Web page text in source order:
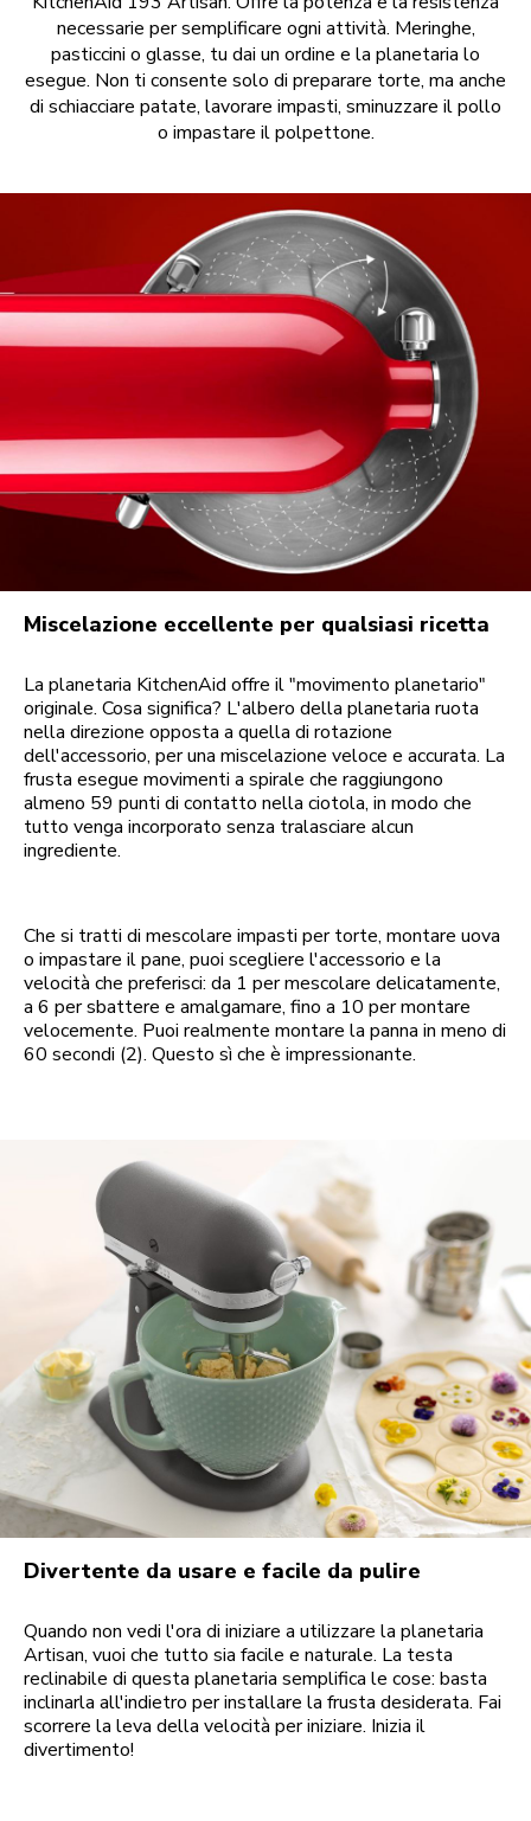
necessarie per semplificare ogni attività. Meringhe,
pasticcini o glasse, tu dai un ordine e la planetaria lo
esegue. Non ti consente solo di preparare torte, ma anche
di schiacciare patate, lavorare impasti, sminuzzare il pollo
o impastare il polpettone.
Miscelazione eccellente per qualsiasi ricetta
La planetaria KitchenAid offre il "movimento planetario"
originale. Cosa significa? L'albero della planetaria ruota
nella direzione opposta a quella di rotazione
dell'accessorio, per una miscelazione veloce e accurata. La
frusta esegue movimenti a spirale che raggiungono
almeno 59 punti di contatto nella ciotola, in modo che
tutto venga incorporato senza tralasciare alcun
ingrediente.
Che si tratti di mescolare impasti per torte, montare uova
o impastare il pane, puoi scegliere l'accessorio e la
velocità che preferisci: da 1 per mescolare delicatamente,
a 6 per sbattere e amalgamare, fino a 10 per montare
velocemente. Puoi realmente montare la panna in meno di
60 secondi (2). Questo sì che è impressionante.
Divertente da usare e facile da pulire
Quando non vedi l'ora di iniziare a utilizzare la planetaria
Artisan, vuoi che tutto sia facile e naturale. La testa
reclinabile di questa planetaria semplifica le cose: basta
inclinarla all'indietro per installare la frusta desiderata. Fai
scorrere la leva della velocità per iniziare. Inizia il
divertimento!